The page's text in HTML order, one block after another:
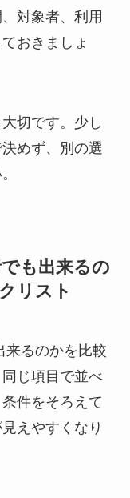
対象者、利用
おきましょ
大切です。少し
めず、別の選
も出来るの
リスト
来るのかを比較
じ項目で並べ
件をそろえて
えやすくなり